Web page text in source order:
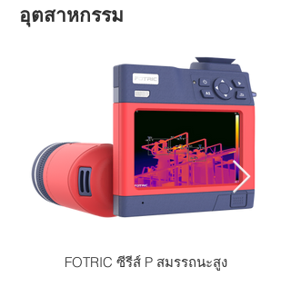
อุตสาหกรรม
FOTRIC ซีรีส์ P สมรรถนะสูง